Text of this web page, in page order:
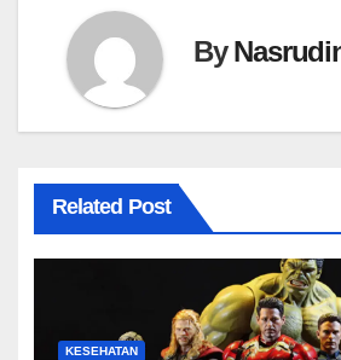
By
Related Post
KESEHATAN